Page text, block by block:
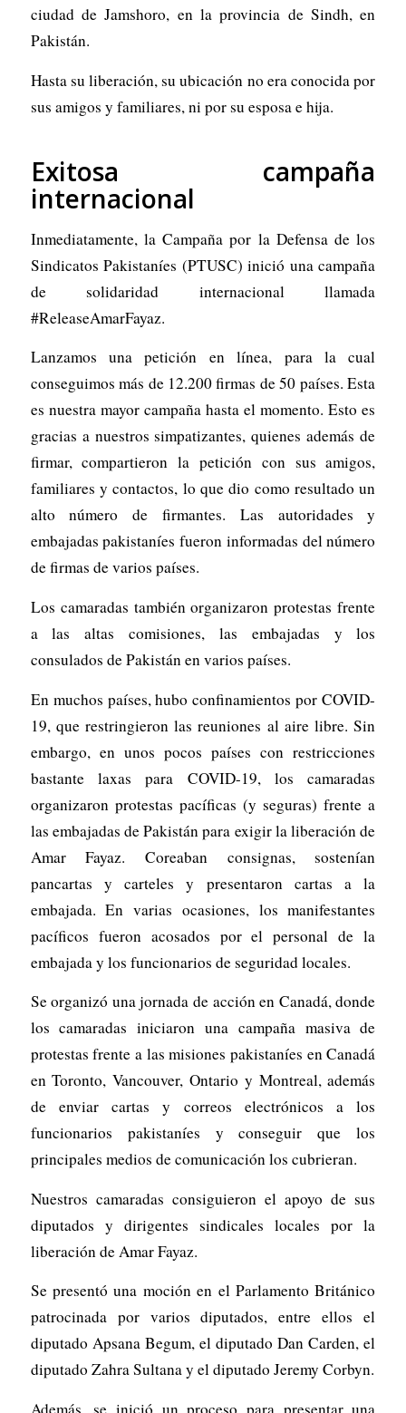
ciudad de Jamshoro, en la provincia de Sindh, en
Pakistán.
Hasta su liberación, su ubicación no era conocida por
sus amigos y familiares, ni por su esposa e hija.
Exitosa campaña
internacional
Inmediatamente, la Campaña por la Defensa de los
Sindicatos Pakistaníes (PTUSC) inició una campaña
de solidaridad internacional llamada
#ReleaseAmarFayaz.
Lanzamos una petición en línea, para la cual
conseguimos más de 12.200 firmas de 50 países. Esta
es nuestra mayor campaña hasta el momento. Esto es
gracias a nuestros simpatizantes, quienes además de
firmar, compartieron la petición con sus amigos,
familiares y contactos, lo que dio como resultado un
alto número de firmantes. Las autoridades y
embajadas pakistaníes fueron informadas del número
de firmas de varios países.
Los camaradas también organizaron protestas frente
a las altas comisiones, las embajadas y los
consulados de Pakistán en varios países.
En muchos países, hubo confinamientos por COVID-
19, que restringieron las reuniones al aire libre. Sin
embargo, en unos pocos países con restricciones
bastante laxas para COVID-19, los camaradas
organizaron protestas pacíficas (y seguras) frente a
las embajadas de Pakistán para exigir la liberación de
Amar Fayaz. Coreaban consignas, sostenían
pancartas y carteles y presentaron cartas a la
embajada. En varias ocasiones, los manifestantes
pacíficos fueron acosados por el personal de la
embajada y los funcionarios de seguridad locales.
Se organizó una jornada de acción en Canadá, donde
los camaradas iniciaron una campaña masiva de
protestas frente a las misiones pakistaníes en Canadá
en Toronto, Vancouver, Ontario y Montreal, además
de enviar cartas y correos electrónicos a los
funcionarios pakistaníes y conseguir que los
principales medios de comunicación los cubrieran.
Nuestros camaradas consiguieron el apoyo de sus
diputados y dirigentes sindicales locales por la
liberación de Amar Fayaz.
Se presentó una moción en el Parlamento Británico
patrocinada por varios diputados, entre ellos el
diputado Apsana Begum, el diputado Dan Carden, el
diputado Zahra Sultana y el diputado Jeremy Corbyn.